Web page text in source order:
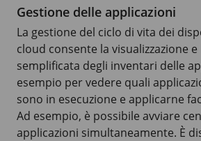
Gestione delle applicazioni
La gestione del ciclo di vita dei
cloud consente la visualizzazione
semplificata degli inventari delle
esempio per vedere quali
sono in esecuzione e applicarne
Ad esempio, è possibile avviare
applicazioni simultaneamente. È